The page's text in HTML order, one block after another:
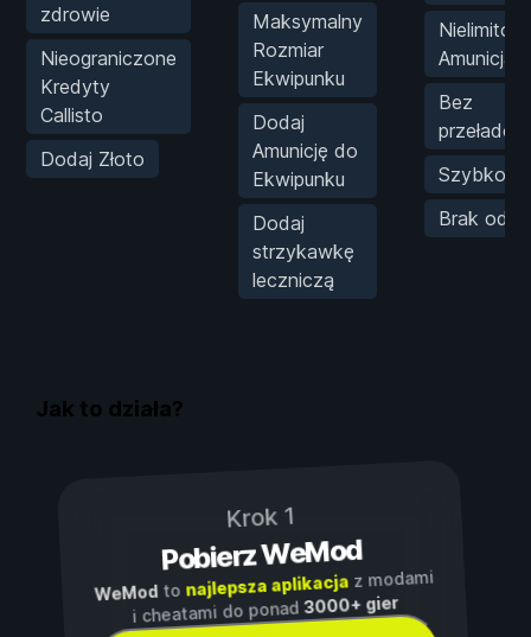
zdrowie
Nieograniczone
Kredyty
Callisto
Dodaj Złoto
Maksymalny
Rozmiar
Ekwipunku
Dodaj
Amunicję do
Ekwipunku
Dodaj
strzykawkę
leczniczą
Amunicja
Bez
Brak
Jak to działa?
Krok 1
Pobierz WeMod
WeModto najlepsza aplikacjaz modami
i cheatami do ponad3000+ gier